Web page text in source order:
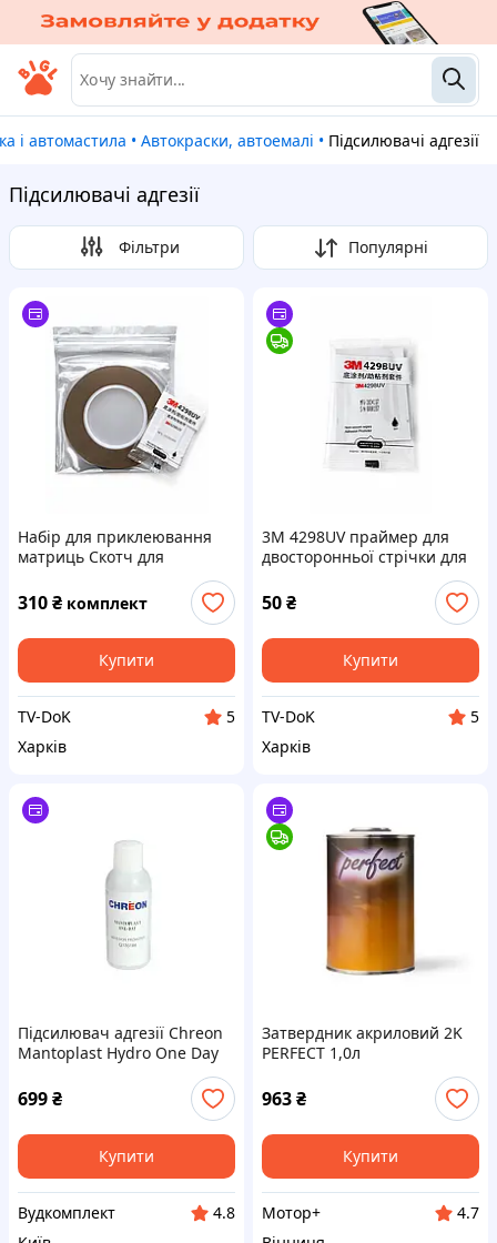
і автомастила • Автокраски, автоемалі • Підсилювачі адгезії
Підсилювачі адгезії
Фільтри Популярні
Набір для приклеювання
матриць Скотч для
праймер активатор адгезії
310₴ комплект
Купити
TV-DoK
5
Харків
3M 4298UV праймер для
двосторонньої стрічки для
Активатор адгезії
50₴
Купити
TV-DoK
5
Харків
Підсилювач адгезії Chreon
Mantoplast Hydro One Day
699₴
Купити
Вудкомплект
4.8
Затвердник акриловий 2K
PERFECT 1,0л
963₴
Купити
Мотор+
4.7